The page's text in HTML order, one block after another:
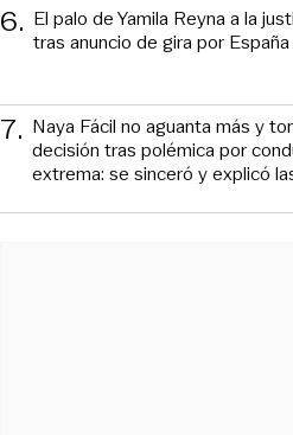
6. El palo de Yamila Reyna a la
tras anuncio de gira por
7. Naya Fácil no aguanta más y
decisión tras polémica por
extrema: se sinceró y explicó